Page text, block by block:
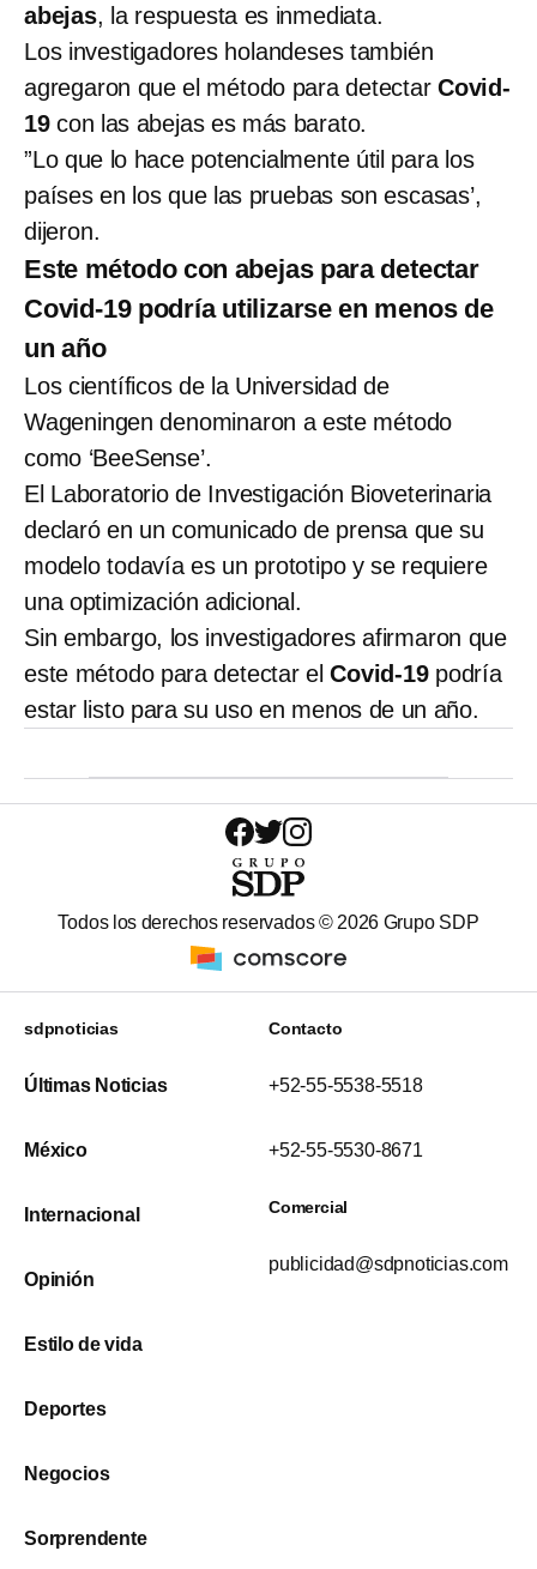
abejas, la respuesta es inmediata.
Los investigadores holandeses también
agregaron que el método para detectar Covid-
19con las abejas es más barato.
”Lo que lo hace potencialmente útil para los
países en los que las pruebas son escasas’,
dijeron.
Este método con abejas para detectar
Covid-19 podría utilizarse en menos de
un año
Los científicos de la Universidad de
Wageningen denominaron a este método
como ‘BeeSense’.
El Laboratorio de Investigación Bioveterinaria
declaró en un comunicado de prensa que su
modelo todavía es un prototipo y se requiere
una optimización adicional.
Sin embargo, los investigadores afirmaron que
este método para detectar elCovid-19podría
estar listo para su uso en menos de un año.
Todos los derechos reservados © 2026 Grupo SDP
sdpnoticias
Últimas Noticias
México
Internacional
Opinión
Estilo de vida
Deportes
Negocios
Sorprendente
Contacto
+52-55-5538-5518
+52-55-5530-8671
Comercial
publicidad@sdpnoticias.com